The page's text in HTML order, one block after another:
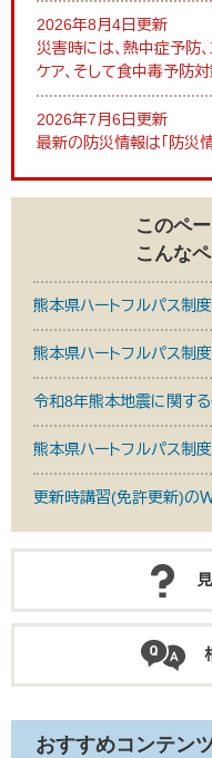
2026年8月4日更新
災害時には、熱中症予防
ケア、そして食中毒予防対
2026年7月6日更新
最新の防災情報は「防災
このペ
こんな
熊本県ハートフルパス制度
熊本県ハートフルパス制度
令和8年熊本地震に関す
熊本県ハートフルパス制
更新時講習(免許更新)の
おすすめコンテン